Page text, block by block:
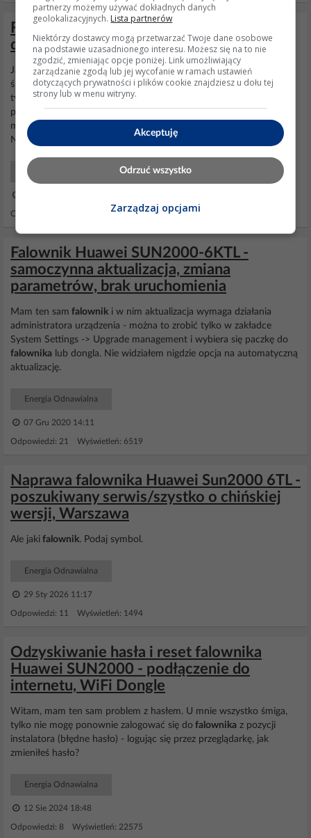
FusionSolar i falownik Huawei - zużycie
danych internetowych w sieci mobilnej
Ja mam od pół roku WiFi dongle dofalownikaHuawei i są to
śmiesznie małe transferyw dzisiejszej dobie. Sprawdzałem i
tygodniowo wychodzi poniżej 100 MB czyli w miesiącu nie
przekroczy Ci 500 MB. Ważne aby parametry tego łącza były w
miarę, bo będzie problem z połączeniem (ping najważniejszy chyba)
Na dniach będę mu stawiał mobilny router specjalnie...
Energia Odnawialna
Odpowiedzi: 2 Wyświetleń: 1260
Falownik Huawei SUN2000-6KTL -
samoczynna aktualizacja, zmiana
parametrów, brak uruchomienia
Mam ten sam falownik i w nim aktualizacja wymaga działania
administratora urządzenia - można to zrobić tylko w zakładce
System Settings -> Upgrade management i wybiera się paczkę do
falownika lub dongla. Nie widziałem nigdzie opcja na automatyczną
aktualizację.
Energia Odnawialna
07 Gru 2020 14:11
Odpowiedzi: 21 Wyświetleń: 6519
Naprawa falownika Huawei Sun2000 6TL -
poszukiwany serwis/szystko o chińskiej
wersji, Warszawa
Ale jaki falownik. Podaj symbol.
Energia Odnawialna
29 Sty 2026 11:17
Odpowiedzi: 11 Wyświetleń: 1494
Odzyskiwanie hasła i reset falownika
Huawei SUN2000 - podłączenie do
internetu, WiFi Dongle
Witam, mam ten sam problem z hasłem. U mnie wszystko śmiga,
tylko nie mogę ponownie zalogować się do falownika z pozycji
instalatora (błędne hasło) - logując się przez przeglądarkę, jak
zmieniłeś hasło?
Energia Odnawialna
12 Sie 2024 18:48
Odpowiedzi: 8 Wyświetleń: 22575
partnerzy możemy używać dokładnych danych
geolokalizacyjnych. Lista partnerów
Niektórzy dostawcy mogą przetwarzać Twoje dane osobowe
na podstawie uzasadnionego interesu. Możesz się na to nie
zgodzić, zmieniając opcje poniżej. Link umożliwiający
zarządzanie zgodą lub jej wycofanie w ramach ustawień
dotyczących prywatności i plików cookie znajdziesz u dołu tej
strony lub w menu witryny.
Akceptuję
Odrzuć wszystko
Zarządzaj opcjami